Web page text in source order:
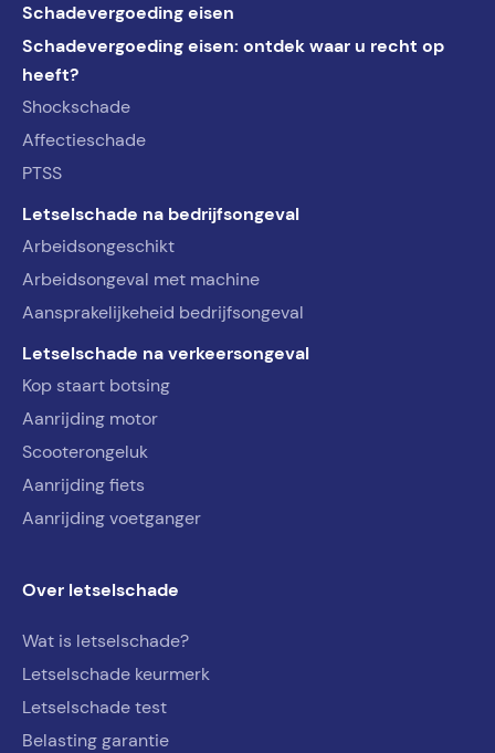
Schadevergoeding eisen
Schadevergoeding eisen: ontdek waar u recht op
heeft?
Shockschade
Affectieschade
PTSS
Letselschade na bedrijfsongeval
Arbeidsongeschikt
Arbeidsongeval met machine
Aansprakelijkeheid bedrijfsongeval
Letselschade na verkeersongeval
Kop staart botsing
Aanrijding motor
Scooterongeluk
Aanrijding fiets
Aanrijding voetganger
Over letselschade
Wat is letselschade?
Letselschade keurmerk
Letselschade test
Belasting garantie